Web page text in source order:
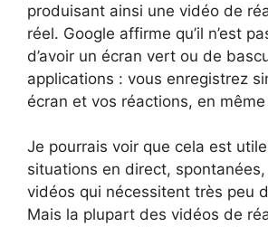
produisant ainsi une vidéo de
réel. Google affirme qu’il n’est
d’avoir un écran vert ou de
applications : vous enregistrez
écran et vos réactions, en
Je pourrais voir que cela est
situations en direct,
vidéos qui nécessitent très peu
Mais la plupart des vidéos de